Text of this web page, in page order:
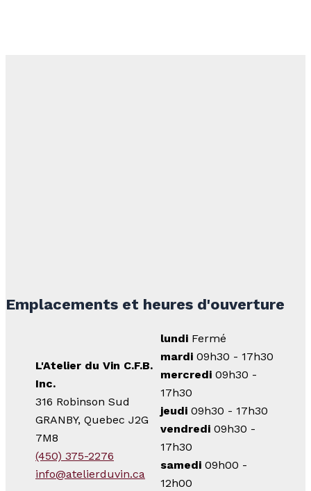
Emplacements et heures d'ouverture
L'Atelier du Vin C.F.B.
Inc.
316 Robinson Sud
GRANBY, Quebec J2G
7M8
(450) 375-2276
info@atelierduvin.ca
lundi Fermé
mardi 09h30 - 17h30
mercredi 09h30 -
17h30
jeudi 09h30 - 17h30
vendredi 09h30 -
17h30
samedi 09h00 -
12h00